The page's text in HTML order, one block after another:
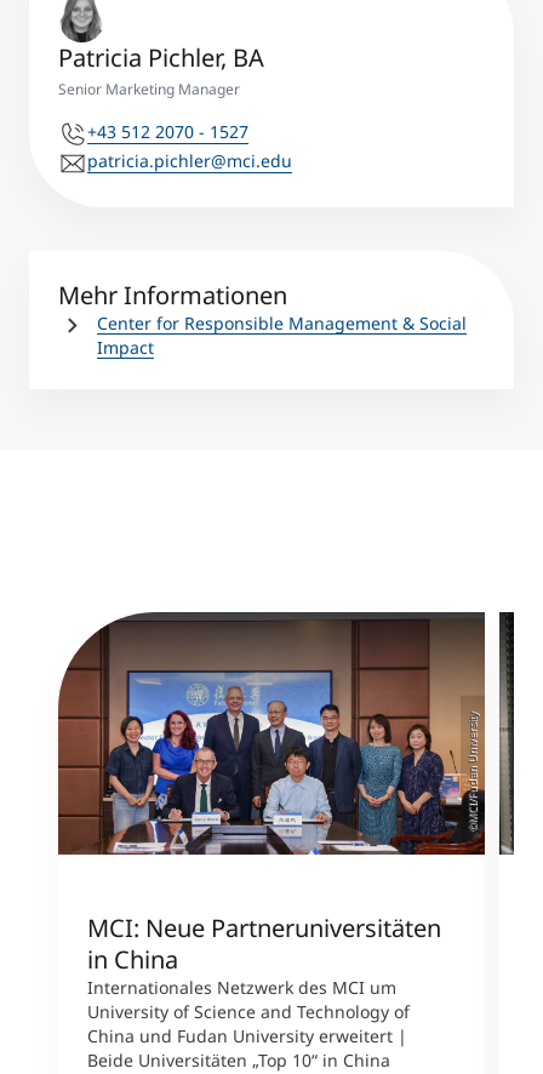
Patricia Pichler, BA
Senior Marketing Manager
+43 512 2070 - 1527
patricia.pichler@mci.edu
Mehr Informationen
Center for Responsible Management & Social
Impact
©MCI/Fudan University
MCI: Neue Partneruniversitäten
in China
Internationales Netzwerk des MCI um
University of Science and Technology of
China und Fudan University erweitert |
Beide Universitäten „Top 10“ in China